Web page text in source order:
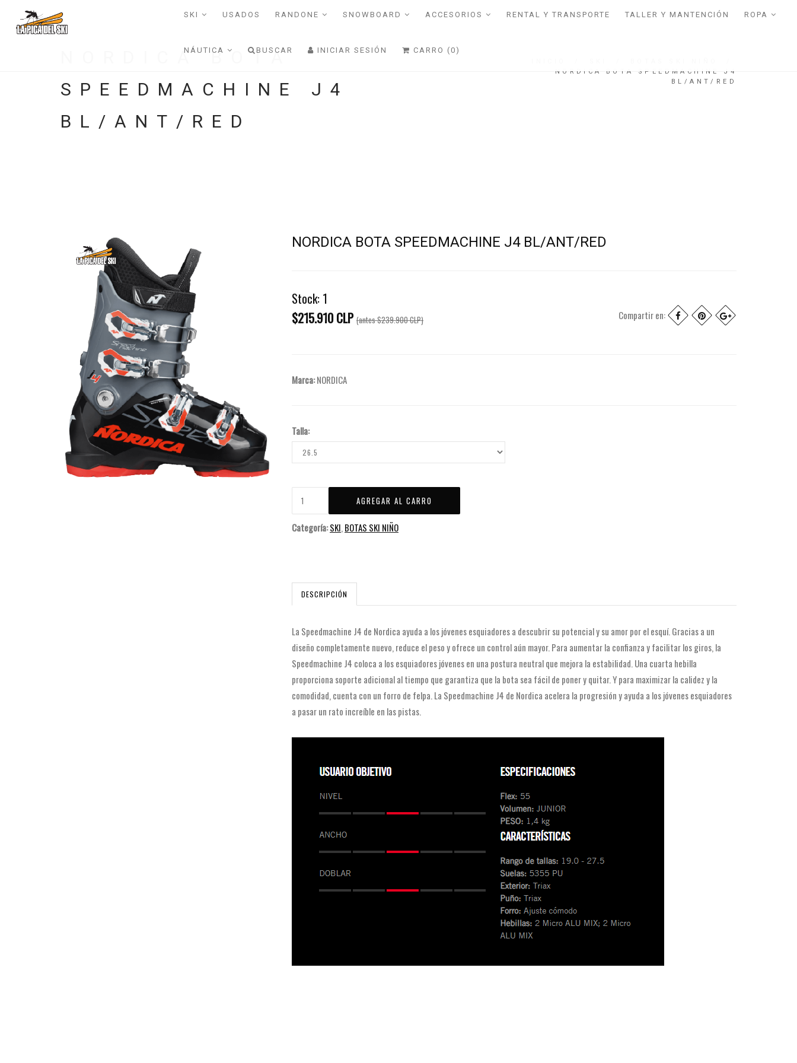
SKI USADOS RANDONE SNOWBOARD ACCESORIOS RENTAL Y TRANSPORTE TALLER Y MANTENCIÓN ROPA
NÁUTICA BUSCAR INICIAR SESIÓN CARRO (0)
NORDICA BOTA
SPEEDMACHINE J4
BL/ANT/RED
NORDICA BOTA SPEEDMACHINE J4
BL/ANT/RED
NORDICA BOTA SPEEDMACHINE J4 BL/ANT/RED
Stock: 1
$215.910 CLP (antes$239.900 CLP) Compartir en:
Marca:NORDICA
Talla:
Categoría:SKI, BOTAS SKI NIÑO
DESCRIPCIÓN
La Speedmachine J4 de Nordica ayuda a los jóvenes esquiadores a descubrir su potencial y su amor por el esquí. Gracias a un
diseño completamente nuevo, reduce el peso y ofrece un control aún mayor. Para aumentar la confianza y facilitar los giros, la
Speedmachine J4 coloca a los esquiadores jóvenes en una postura neutral que mejora la estabilidad. Una cuarta hebilla
proporciona soporte adicional al tiempo que garantiza que la bota sea fácil de poner y quitar. Y para maximizar la calidez y la
comodidad, cuenta con un forro de felpa. La Speedmachine J4 de Nordica acelera la progresión y ayuda a los jóvenes esquiadores
a pasar un rato increíble en las pistas.